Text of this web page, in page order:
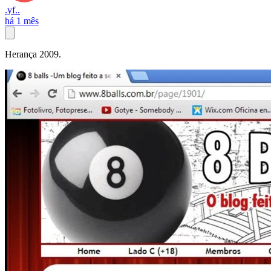
.yf..
há 1 mês
Herança 2009.